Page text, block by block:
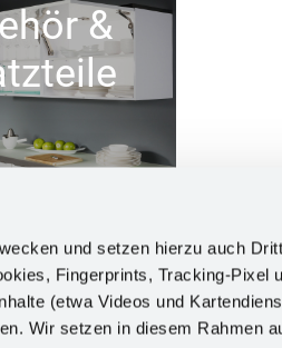
und setzen hierzu auch
Fingerprints, Tracking-Pixel
(etwa Videos und
Wir setzen in diesem Rahmen
&